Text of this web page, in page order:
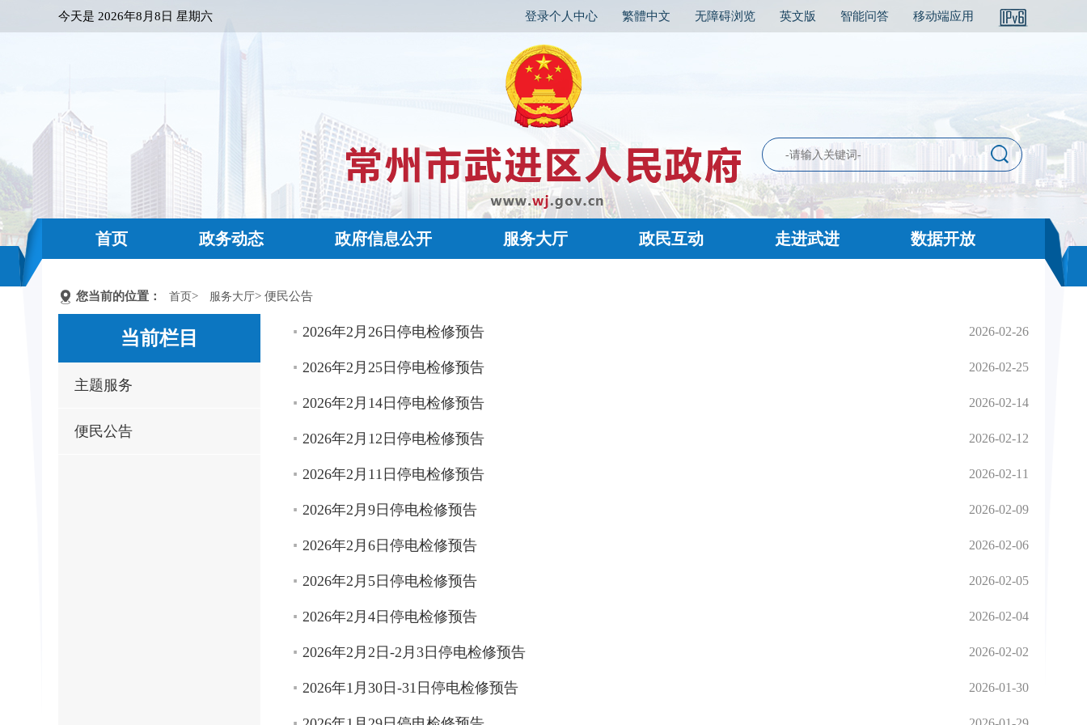
今天是 2026年8月8日 星期六 登录个人中心 繁體中文 无障碍浏览 英文版 智能问答 移动端应用
首页 政务动态 政府信息公开 服务大厅 政民互动 走进武进 数据开放
您当前的位置： 首页> 服务大厅> 便民公告
当前栏目
主题服务
便民公告
2026年2月26日停电检修预告 2026-02-26
2026年2月25日停电检修预告 2026-02-25
2026年2月14日停电检修预告 2026-02-14
2026年2月12日停电检修预告 2026-02-12
2026年2月11日停电检修预告 2026-02-11
2026年2月9日停电检修预告 2026-02-09
2026年2月6日停电检修预告 2026-02-06
2026年2月5日停电检修预告 2026-02-05
2026年2月4日停电检修预告 2026-02-04
2026年2月2日-2月3日停电检修预告 2026-02-02
2026年1月30日-31日停电检修预告 2026-01-30